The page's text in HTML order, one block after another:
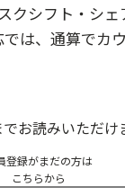
クシフト・シェ
は、通算でカ
お読みいただけ
登録がまだの方は
こちらから